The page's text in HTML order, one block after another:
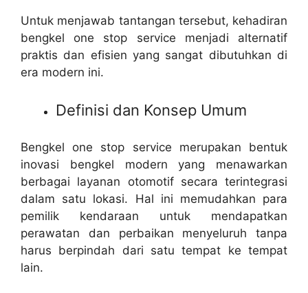
Untuk menjawab tantangan tersebut, kehadiran
bengkel one stop service menjadi alternatif
praktis dan efisien yang sangat dibutuhkan di
era modern ini.
Definisi dan Konsep Umum
Bengkel one stop service merupakan bentuk
inovasi bengkel modern yang menawarkan
berbagai layanan otomotif secara terintegrasi
dalam satu lokasi. Hal ini memudahkan para
pemilik kendaraan untuk mendapatkan
perawatan dan perbaikan menyeluruh tanpa
harus berpindah dari satu tempat ke tempat
lain.